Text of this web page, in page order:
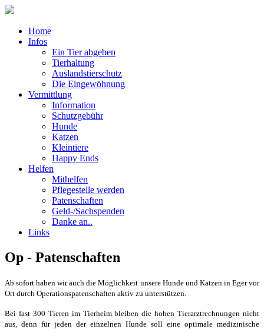
Home
Infos
Ein Tier abgeben
Tierhaltung
Auslandstierschutz
Die Eingewöhnung
Vermittlung
Information
Schutzgebühr
Hunde
Katzen
Kleintiere
Happy Ends
Helfen
Mithelfen
Pflegestelle werden
Patenschaften
Geld-/Sachspenden
Danke an..
Links
Op - Patenschaften
Ab sofort haben wir auch die Möglichkeit unsere Hunde und Katzen in Eger vor
Ort durch Operationspatenschaften aktiv zu unterstützen.
Bei fast 300 Tieren im Tierheim bleiben die hohen Tierarztrechnungen nicht
aus, denn für jeden der einzelnen Hunde soll eine optimale medizinische